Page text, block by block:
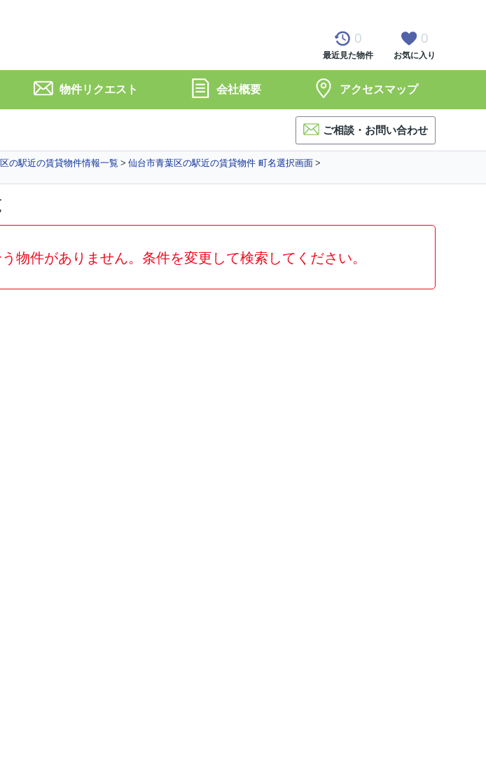
0
最近見た物件
0
お気に入り
物件リクエスト 会社概要 アクセスマップ
ご相談・お問い合わせ
の駅近の賃貸物件情報一覧
仙台市青葉区の駅近の賃貸物件 町名選択画面
物件がありません。条件を変更して検索してください。